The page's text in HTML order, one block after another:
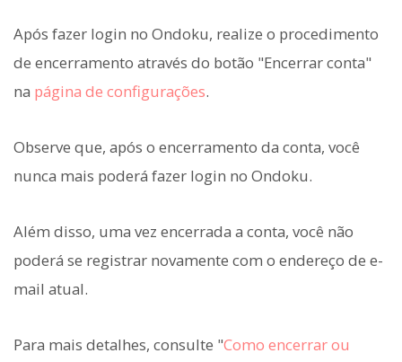
Após fazer login no Ondoku, realize o procedimento
de encerramento através do botão "Encerrar conta"
na página de configurações.
Observe que, após o encerramento da conta, você
nunca mais poderá fazer login no Ondoku.
Além disso, uma vez encerrada a conta, você não
poderá se registrar novamente com o endereço de e-
mail atual.
Para mais detalhes, consulte "Como encerrar ou